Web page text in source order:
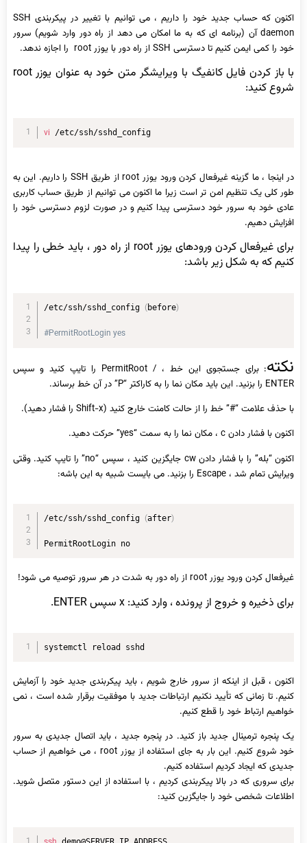
اکنون که حساب جدید خود را داریم ، می توانیم با تغییر در پیکربندی SSH
daemon آن (برنامه ای که به ما امکان می دهد از راه دور وارد شویم) سرور
خود را کمی ایمن کنیم تا دسترسی SSH از راه دور با یوزر root را اجازه ندهد.
با باز کردن فایل کانفیگ با ویرایشگر متن خود به عنوان یوزر root
شروع کنید:
vi /etc/ssh/sshd_config
در اینجا ، ما گزینه غیرفعال کردن ورود یوزر root از طریق SSH را داریم. این به
طور کلی یک تنظیم امن تر است زیرا ما اکنون می توانیم از طریق حساب کاربری
عادی خود به سرور خود دسترسی پیدا کنیم و در صورت لزوم دسترسی خود را
افزایش دهیم.
برای غیرفعال کردن ورودهای یوزر root از راه دور ، باید خطی را پیدا
کنیم که به شکل زیر باشد:
/etc/ssh/sshd_config (before)
#PermitRootLogin yes
نکته
: برای جستجوی این خط ، / PermitRoot را تایپ کنید و سپس
ENTER را بزنید. این باید مکان نما را به کاراکتر “P” در آن خط برساند.
با حذف علامت “#” خط را از حالت کامنت خارج کنید (Shift-x را فشار دهید).
اکنون با فشار دادن c ، مکان نما را به سمت “yes” حرکت دهید.
اکنون “بله” را با فشار دادن cw جایگزین کنید ، سپس “no” را تایپ کنید. وقتی
ویرایش تمام شد ، Escape را بزنید. می بایست شبیه به این باشه:
/etc/ssh/sshd_config (after)
PermitRootLogin no
غیرفعال کردن ورود یوزر root از راه دور به شدت در هر سرور توصیه می شود!
برای ذخیره و خروج از پرونده ، وارد کنید: x سپس ENTER.
systemctl reload sshd
اکنون ، قبل از اینکه از سرور خارج شویم ، باید پیکربندی جدید خود را آزمایش
کنیم. تا زمانی که تأیید نکنیم ارتباطات جدید با موفقیت برقرار شده است ، نمی
خواهیم ارتباط خود را قطع کنیم.
یک پنجره ترمینال جدید باز کنید. در پنجره جدید ، باید اتصال جدیدی به سرور
خود شروع کنیم. این بار به جای استفاده از یوزر root ، می خواهیم از حساب
جدیدی که ایجاد کردیم استفاده کنیم.
برای سروری که در بالا پیکربندی کردیم ، با استفاده از این دستور متصل شوید.
اطلاعات شخصی خود را جایگزین کنید: